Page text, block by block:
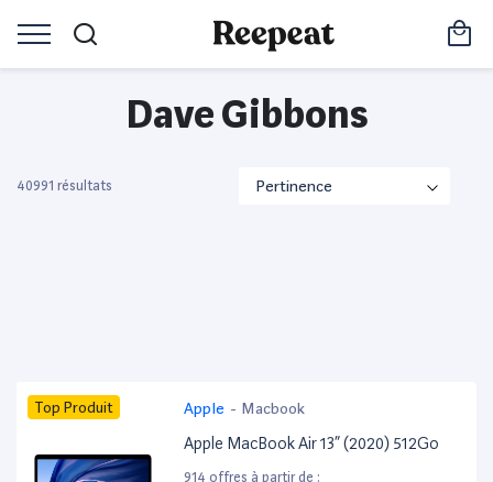
Dave Gibbons
40991 résultats
Top Produit Apple - Macbook
Apple MacBook Air 13” (2020) 512Go
914 offres à partir de :